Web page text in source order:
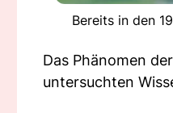
Bereits in den
Das Phänomen
untersuchten